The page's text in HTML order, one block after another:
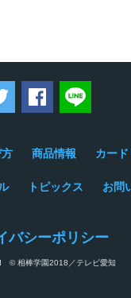
ツイートする
Facebook
商品情報 カード
トピックス お問
バシーポリシー
© 相棒学園2018／テレビ愛知